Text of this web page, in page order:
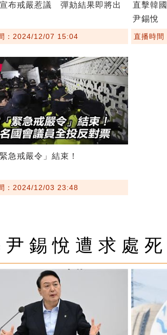
布戒嚴惹議 彈劾結果即將出
：2024/12/07 15:04
直擊韓
尹錫悅
直播時
急戒嚴令」結束！
：2024/12/03 23:48
尹錫悅遭求處